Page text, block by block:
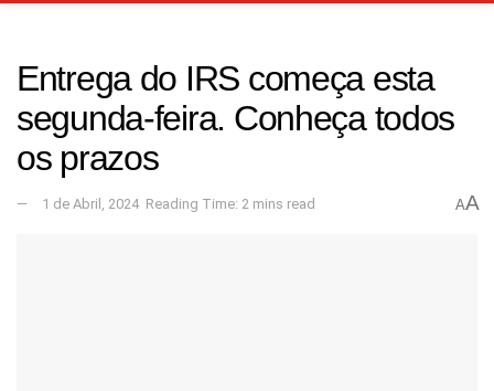
Entrega do IRS começa esta
segunda-feira. Conheça todos
os prazos
1 de Abril, 2024 Reading Time: 2 mins read AA